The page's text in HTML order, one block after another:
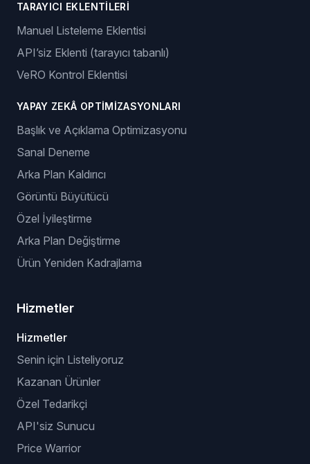
TARAYICI EKLENTILERI
Manuel Listeleme Eklentisi
API’siz Eklenti (tarayıcı tabanlı)
VeRO Kontrol Eklentisi
YAPAY ZEKÂ OPTIMIZASYONLARI
Başlık ve Açıklama Optimizasyonu
Sanal Deneme
Arka Plan Kaldırıcı
Görüntü Büyütücü
Özel İyileştirme
Arka Plan Değiştirme
Ürün Yeniden Kadrajlama
Hizmetler
Hizmetler
Senin için Listeliyoruz
Kazanan Ürünler
Özel Tedarikçi
API'siz Sunucu
Price Warrior